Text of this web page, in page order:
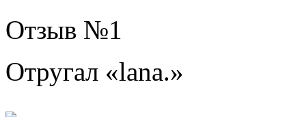
Отзыв №1
Отругал «lana.»